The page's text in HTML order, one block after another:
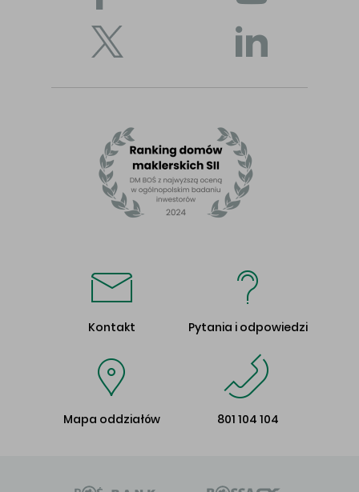
Kontakt Pytania i odpowiedzi
Mapa oddziałów 801 104 104